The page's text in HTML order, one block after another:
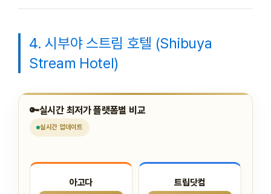
4. 시부야 스트림 호텔 (Shibuya
Stream Hotel)
🔑실시간 최저가 플랫폼별 비교
실시간 업데이트
아고다 트립닷컴